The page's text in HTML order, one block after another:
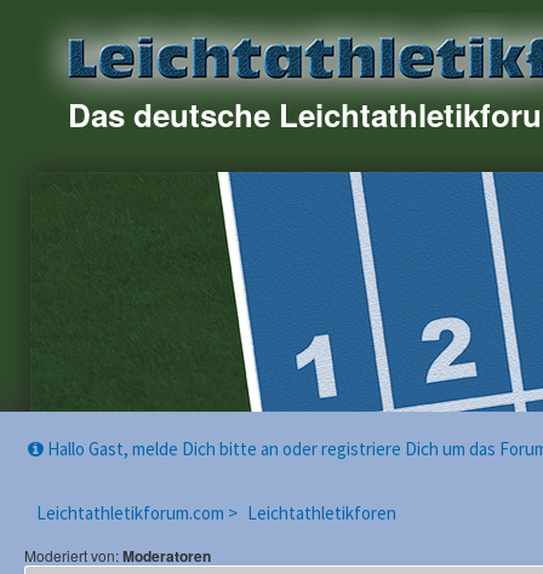
Das deutsche
Hallo Gast, melde Dich bitte an oder registriere Dich um das
Leichtathletikforum.com > Leichtathletikforen
Moderiert von:Moderatoren